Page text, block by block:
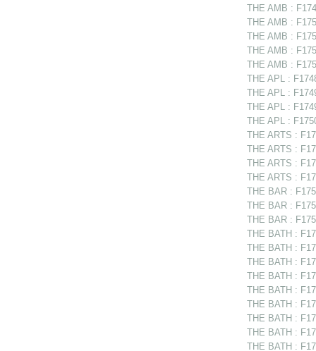
THE AMB :
THE AMB :
THE AMB :
THE AMB :
THE AMB :
THE APL :
THE APL :
THE APL :
THE APL :
THE ARTS :
THE ARTS :
THE ARTS :
THE ARTS :
THE BAR :
THE BAR :
THE BAR :
THE BATH :
THE BATH :
THE BATH :
THE BATH :
THE BATH :
THE BATH :
THE BATH :
THE BATH :
THE BATH :